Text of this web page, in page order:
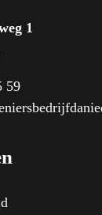
1
59